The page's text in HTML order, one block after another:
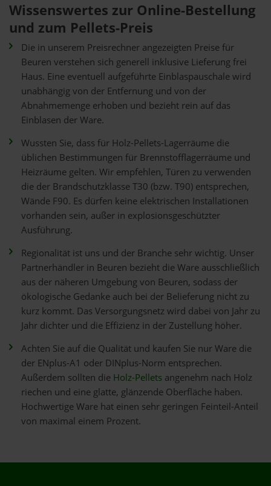
Wissenswertes zur Online-Bestellung
und zum Pellets-Preis
Die in unserem Preisrechner angezeigten Preise für
Beuren verstehen sich generell inklusive Lieferung frei
Haus. Eine eventuell aufgeführte Einblaspauschale wird
unabhängig von der Entfernung und von der
Abnahmemenge erhoben und bezieht rein auf das
Einblasen der Ware.
Wussten Sie, dass für Holz-Pellets-Lagerräume die
üblichen Bestimmungen für Brennstofflagerräume und
Heizräume gelten. Wir empfehlen, Türen zu verwenden
die der Brandschutzklasse T30 (bzw. T90) entsprechen,
Wände F90. Es dürfen keine elektrischen Installationen
vorhanden sein, außer in explosionsgeschützter
Ausführung.
Regionalität ist uns und der Branche sehr wichtig. Unser
Partnerhändler in Beuren bezieht die Ware ausschließlich
aus der näheren Umgebung von Beuren, sodass der
ökologische Gedanke auch bei der Belieferung nicht zu
kurz kommt. Das Versorgungsnetz wird dabei von Jahr zu
Jahr dichter und die Effizienz in der Zustellung höher.
Achten Sie auf die Qualität und kaufen Sie nur Ware die
der ENplus-A1 oder DINplus-Norm entsprechen.
Außerdem sollten die Holz-Pellets angenehm nach Holz
riechen und eine glatte, glänzende Oberfläche haben.
Hochwertige Ware hat einen sehr geringen Feinteil-Anteil
von maximal einem Prozent.